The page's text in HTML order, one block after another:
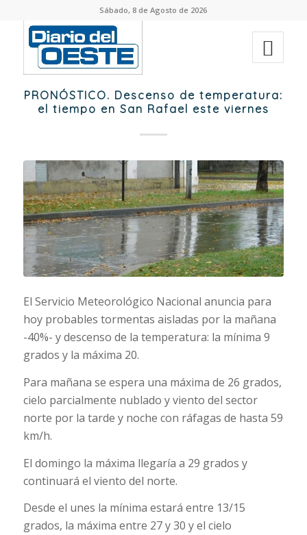
Sábado, 8 de Agosto de 2026
PRONÓSTICO. Descenso de temperatura:
el tiempo en San Rafael este viernes
El Servicio Meteorológico Nacional anuncia para
hoy probables tormentas aisladas por la mañana
-40%- y descenso de la temperatura: la mínima 9
grados y la máxima 20.
Para mañana se espera una máxima de 26 grados,
cielo parcialmente nublado y viento del sector
norte por la tarde y noche con ráfagas de hasta 59
km/h.
El domingo la máxima llegaría a 29 grados y
continuará el viento del norte.
Desde el unes la mínima estará entre 13/15
grados, la máxima entre 27 y 30 y el cielo